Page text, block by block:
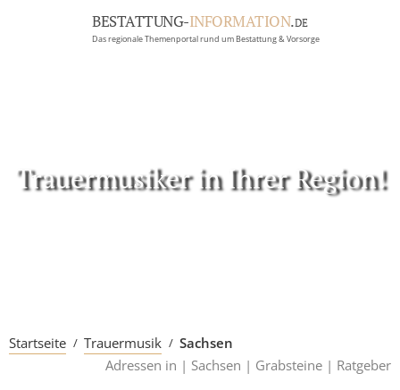
BESTATTUNG-INFORMATION.DE
Das regionale Themenportal rund um Bestattung & Vorsorge
Trauermusiker in Ihrer Region!
Startseite Trauermusik
Sachsen
Adressen in | Sachsen | Grabsteine | Ratgeber